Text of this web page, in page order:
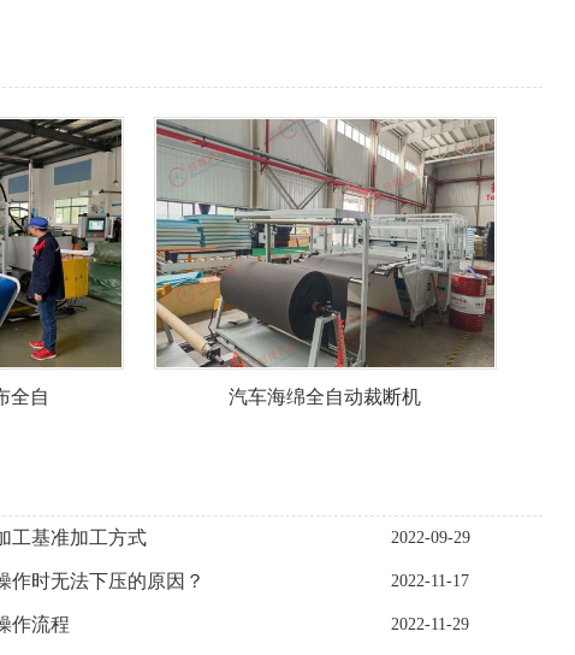
全自 汽车海绵全自动裁断机
工基准加工方式 2022-09-29
作时无法下压的原因？ 2022-11-17
作流程 2022-11-29